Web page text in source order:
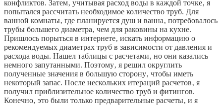
конфликтов. Затем‚ учитывая расход воды в каждой точке‚ я
попытался рассчитать необходимое количество труб. Для
ванной комнаты‚ где планируется душ и ванна‚ потребовалось
трубы большего диаметра‚ чем для раковины на кухне.
Пришлось порыться в интернете‚ искать информацию о
рекомендуемых диаметрах труб в зависимости от давления и
расхода воды. Нашел таблицы с расчетами‚ но они казались
немного запутанными. Поэтому‚ я решил округлить
полученные значения в большую сторону‚ чтобы иметь
некоторый запас. После нескольких итераций расчетов‚ я
получил приблизительное количество труб и фитингов.
Конечно‚ это были только предварительные расчеты‚ и я